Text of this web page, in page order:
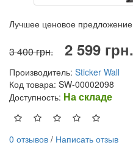
Лучшее ценовое предложение
3 400 грн. 2 599 грн.
Производитель: Sticker Wall
Код товара: SW-00002098
Доступность: На складе
0 отзывов / Написать отзыв